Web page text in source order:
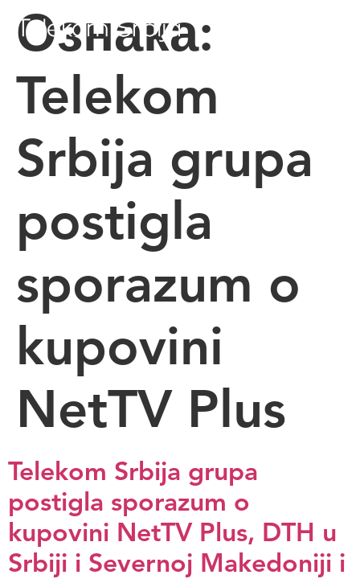
Ознака:
Telekom
Srbija grupa
postigla
sporazum o
kupovini
NetTV Plus
Telekom Srbija grupa
postigla sporazum o
kupovini NetTV Plus, DTH u
Srbiji i Severnoj Makedoniji i